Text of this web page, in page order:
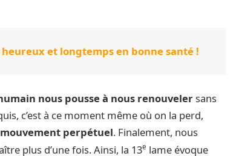
et longtemps en bonne santé !
nous pousse à nous renouvelersans
c’est à ce moment même où on la perd,
perpétuel. Finalement, nous
plus d’une fois. Ainsi, la 13e lame évoque